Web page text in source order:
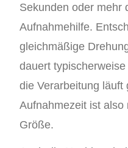
Sekunden oder mehr
Aufnahmehilfe.
gleichmäßige
dauert
die Verarbeitung läuft
Aufnahmezeit ist
Größe.